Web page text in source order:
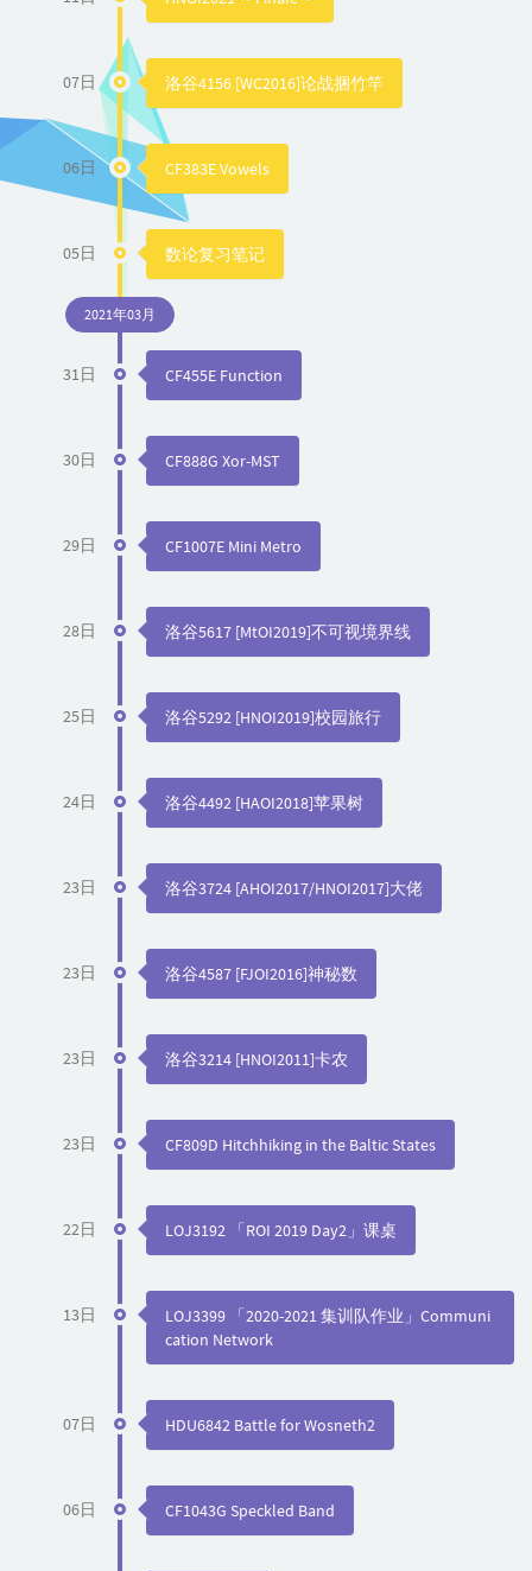
07日 洛谷4156 [WC2016]论战捆竹竿
06日 CF383E Vowels
05日 数论复习笔记
2021年03月
31日 CF455E Function
30日 CF888G Xor-MST
29日 CF1007E Mini Metro
28日 洛谷5617 [MtOI2019]不可视境界线
25日 洛谷5292 [HNOI2019]校园旅行
24日 洛谷4492 [HAOI2018]苹果树
23日 洛谷3724 [AHOI2017/HNOI2017]大佬
23日 洛谷4587 [FJOI2016]神秘数
23日 洛谷3214 [HNOI2011]卡农
23日 CF809D Hitchhiking in the Baltic States
22日 LOJ3192 「ROI 2019 Day2」课桌
13日
LOJ3399 「2020-2021 集训队作业」Communi
cation Network
07日 HDU6842 Battle for Wosneth2
06日 CF1043G Speckled Band